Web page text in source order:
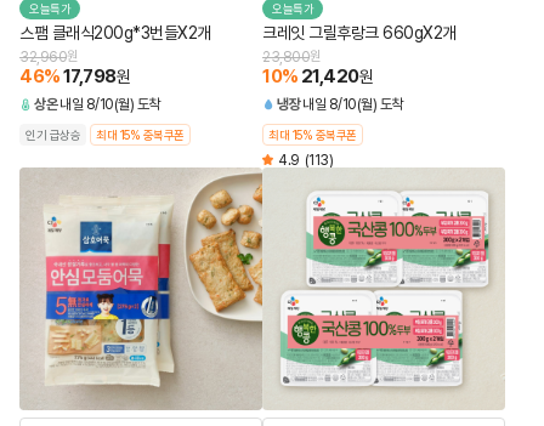
오늘특가
스팸 클래식200g*3번들X2개
32,960원
46%17,798원
상온 내일 8/10(월) 도착
인기 급상승 최대 15% 중복쿠폰
오늘특가
크레잇 그릴후랑크 660gX2개
23,800원
10% 21,420원
냉장 내일 8/10(월) 도착
최대 15% 중복쿠폰
4.9 (113)